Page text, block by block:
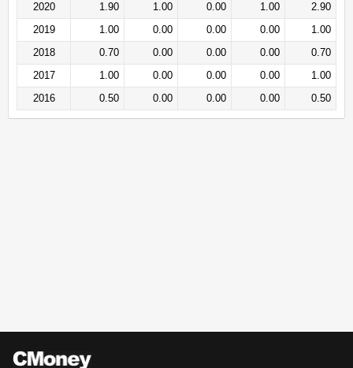
2020
1.90 1.00 0.00 1.00
2.90
2019
1.00 0.00 0.00 0.00
1.00
2018
0.70 0.00 0.00 0.00
0.70
2017
1.00 0.00 0.00 0.00
1.00
2016
0.50 0.00 0.00 0.00 0.50